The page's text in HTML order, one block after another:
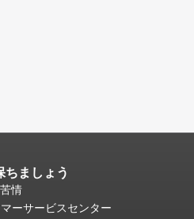
ちましょう
情
ーサービスセンター